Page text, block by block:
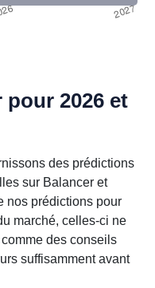
2026 et
des prédictions
sur Balancer et
nos prédictions pour
marché, celles-ci ne
des conseils
suffisamment avant